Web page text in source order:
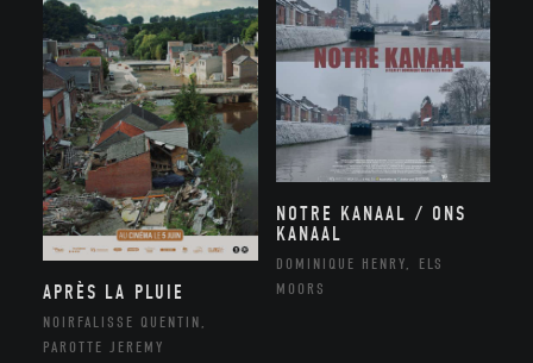
APRÈS LA PLUIE
NOIRFALISSE QUENTIN,
PAROTTE JEREMY
NOTRE KANAAL / ONS
KANAAL
DOMINIQUE HENRY, ELS
MOORS